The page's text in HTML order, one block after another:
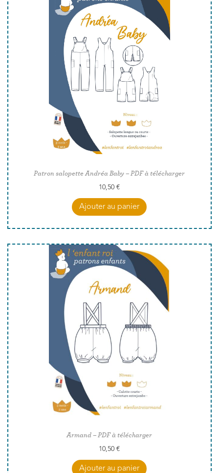
Patron salopette Andréa Baby – PDF à télécharger
10,50€
Ajouter au panier
Armand – PDF à télécharger
10,50€
Ajouter au panier